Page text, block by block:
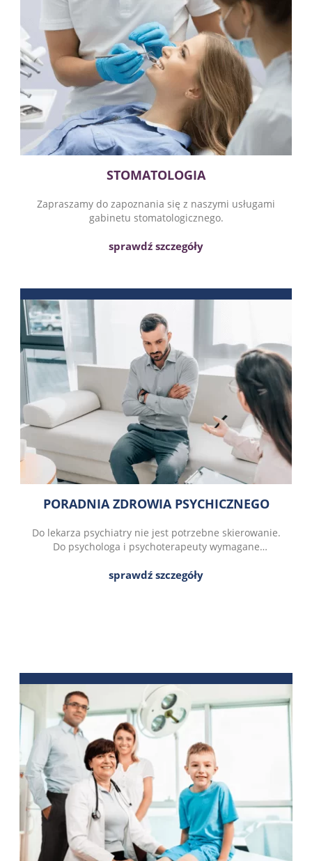
STOMATOLOGIA
Zapraszamy do zapoznania się z naszymi usługami
gabinetu stomatologicznego.
sprawdź szczegóły
PORADNIA ZDROWIA PSYCHICZNEGO
Do lekarza psychiatry nie jest potrzebne skierowanie.
Do psychologa i psychoterapeuty wymagane
sprawdź szczegóły